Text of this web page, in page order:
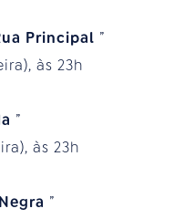
Principal ”
às 23h
”
às 23h
”